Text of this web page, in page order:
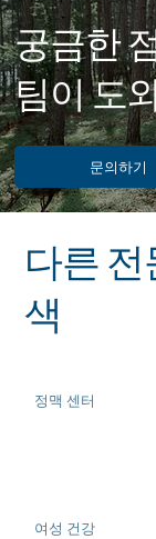
궁금한
팀이 도
문의하기
다른 전
색
정맥 센터
여성 건강